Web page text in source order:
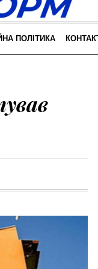
ПОЛІТИКА